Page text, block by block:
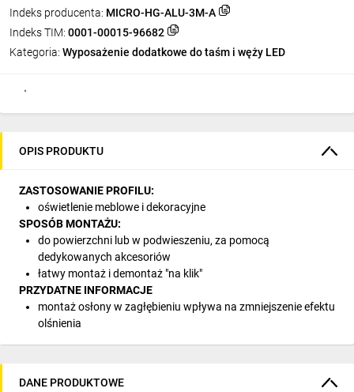
Indeks producenta: MICRO-HG-ALU-3M-A
Indeks TIM: 0001-00015-96682
Kategoria: Wyposażenie dodatkowe do taśm i węży LED
OPIS PRODUKTU
ZASTOSOWANIE PROFILU:
oświetlenie meblowe i dekoracyjne
SPOSÓB MONTAŻU:
do powierzchni lub w podwieszeniu, za pomocą
dedykowanych akcesoriów
łatwy montaż i demontaż "na klik"
PRZYDATNE INFORMACJE
montaż osłony w zagłębieniu wpływa na zmniejszenie efektu
olśnienia
DANE PRODUKTOWE